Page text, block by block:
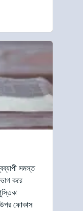
সমস্ত
ভাগ করে
উপর ফোকাস